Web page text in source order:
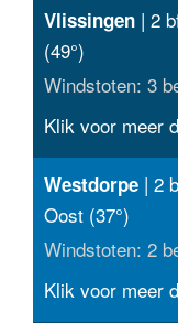
Vlissingen | 2
(49°)
Windstoten: 3
Klik voor meer
Westdorpe | 2
Oost (37°)
Windstoten: 2
Klik voor meer